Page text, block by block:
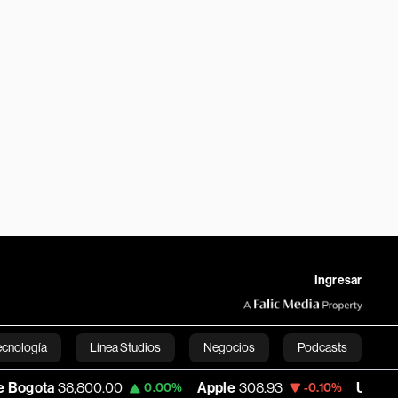
Ingresar
Línea Studios Negocios Podcasts
English0.00% Apple 308.93 -0.10% USD COP